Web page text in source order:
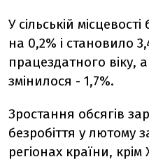
У сільській
на 0,2% і становило
працездатного віку,
змінилося - 1,7%.
Зростання обсягів
безробіття у лютому
регіонах країни,